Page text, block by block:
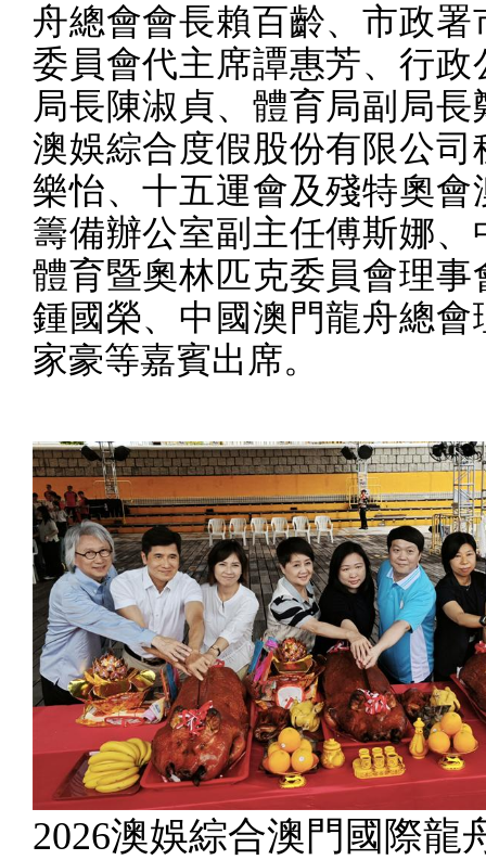
舟總會會長賴百齡、市政署
委員會代主席譚惠芳、行政
局長陳淑貞、體育局副局長
澳娛綜合度假股份有限公司
樂怡、十五運會及殘特奧會
籌備辦公室副主任傅斯娜、
體育暨奧林匹克委員會理事
鍾國榮、中國澳門龍舟總會
家豪等嘉賓出席。
2026澳娛綜合澳門國際龍